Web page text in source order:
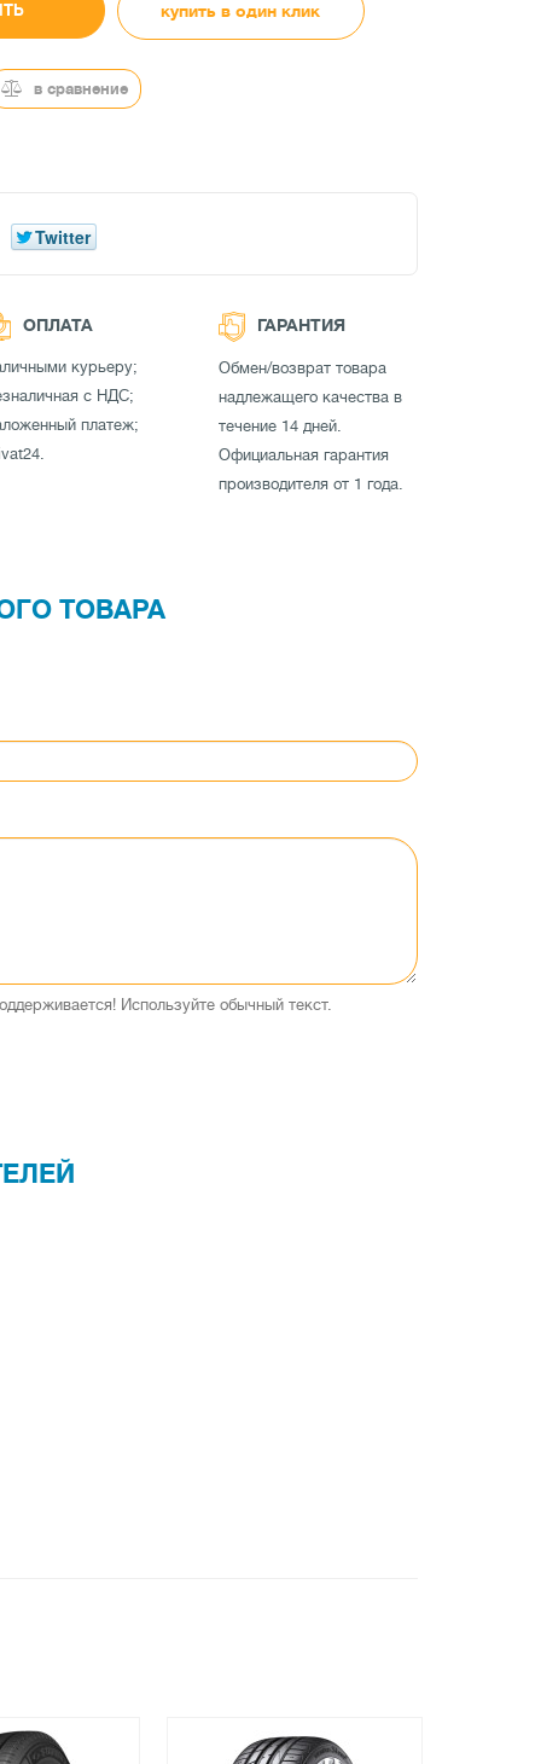
купить в один клик
в сравнение
Twitter
ОПЛАТА
курьеру;
с НДС;
платеж;
ГАРАНТИЯ
Обмен/возврат товара
надлежащего качества в
течение 14 дней.
Официальная гарантия
производителя от 1 года.
ТОВАРА
Используйте обычный текст.